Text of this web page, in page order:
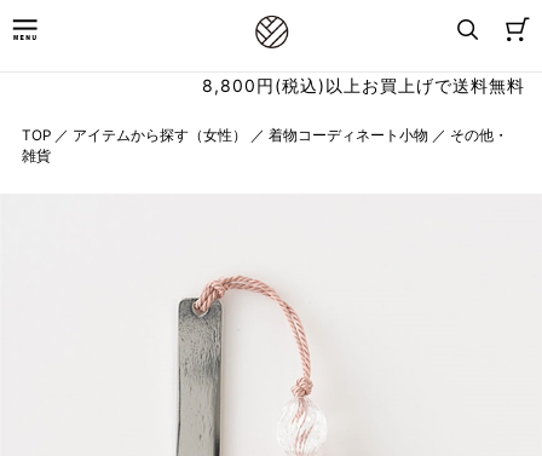
8,800円(税込)以上お買上げで送料無料
TOP ／ アイテムから探す（女性） ／ 着物コーディネート小物 ／ その他・
雑貨